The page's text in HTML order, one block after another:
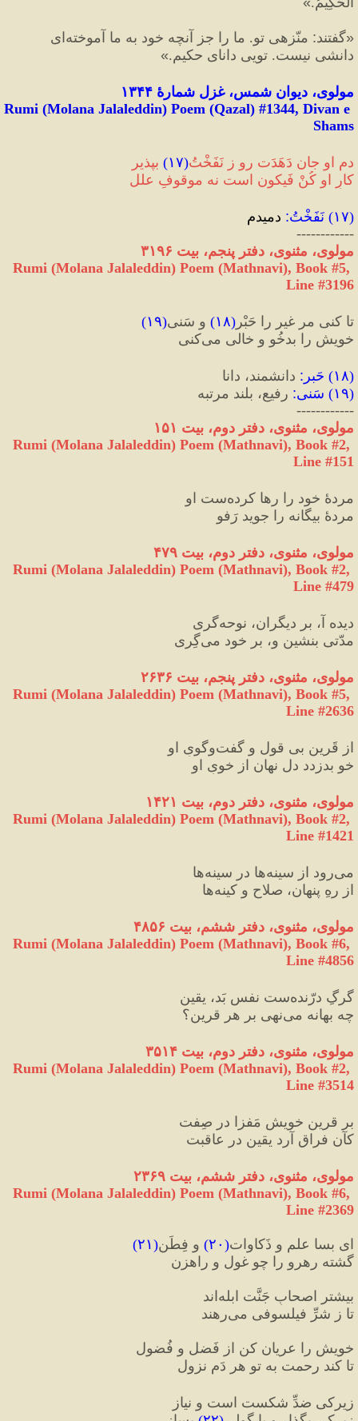
«گفتند:
دانشى نيست. تويى داناى حكيم.»
مولوی، دیوان شمس، غزل شمارهٔ ۱۳۴۴
Rumi (Molana Jalaleddin) Poem (Qazal) #1344, Divan e
Shams
دم او جان دَهَدَت رو ز نَفَخْتُ(۱۷) بپذیر
کارِ او کُنْ فَیکون‌ است نه موقوفِ علل
(۱۷) نَفَخْتُ: دمیدم
------------
مولوی، مثنوی، دفتر پنجم، بیت ۳۱۹۶
Rumi (Molana Jalaleddin) Poem (Mathnavi), Book #5,
Line #3196
تا کنی مر غیر را حَبْر (۱۸) و سَنی(۱۹)
خویش را بدخُو و خالی می‌کنی
(۱۸) حَبر : دانشمند، دانا
(۱۹) سَنی: رفیع، بلند مرتبه
------------
مولوی، مثنوی، دفتر دوم، بیت ۱۵۱
Rumi (Molana Jalaleddin) Poem (Mathnavi), Book #2,
Line #151
مردهٔ خود را رها کرده‌ست او
مردهٔ بیگانه را جوید رَفو
مولوی، مثنوی، دفتر دوم، بیت ۴۷۹
Rumi (Molana Jalaleddin) Poem (Mathnavi), Book #2,
Line #479
دیده آ، بر دیگران، نوحه‌گری
مدّتی بنشین و، بر خود می‌گِری
مولوی، مثنوی، دفتر پنجم، بیت ۲۶۳۶
Rumi (Molana Jalaleddin) Poem (Mathnavi), Book #5,
Line #2636
از قَرین بی‌ قول و گفت‌وگویِ او
خو بدزدد دل نهان از خویِ او
مولوی، مثنوی، دفتر دوم، بیت ۱۴۲۱
Rumi (Molana Jalaleddin) Poem (Mathnavi), Book #2,
Line #1421
می‌رود از سینه‌ها در سینه‌ها
از رهِ پنهان، صلاح و کینه‌ها
مولوی، مثنوی، دفتر ششم، بیت ۴۸۵۶
Rumi (Molana Jalaleddin) Poem (Mathnavi), Book #6,
Line #4856
گرگِ درّنده‌ست نفسِ بَد، یقین
چه بهانه می‌نهی بر هر قرین؟
مولوی، مثنوی، دفتر دوم، بیت ۳۵۱۴
Rumi (Molana Jalaleddin) Poem (Mathnavi), Book #2,
Line #3514
بر قرینِ خویش مَفزا در صِفت
کآن فراق آرد یقین در عاقبت
مولوی، مثنوی، دفتر ششم، بیت ۲۳۶۹
Rumi (Molana Jalaleddin) Poem (Mathnavi), Book #6,
Line #2369
ای بسا علم و ذَکاوات( ۲۰) و فِطَن(۲۱)
گشته رهرو را چو غول و راهزن
بیشتر اصحابِ جَنَّت ابله‌اند
تا ز شرِّ فیلسوفی می‌رهند
خویش را عریان کن از فَضل و فُضول
تا کند رحمت به تو هر دَم نزول
زیرکی ضدِّ شکست است و نیاز